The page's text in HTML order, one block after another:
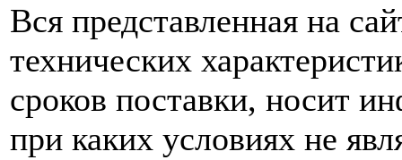
Вся представленная на
технических
сроков поставки, носит
при каких условиях не